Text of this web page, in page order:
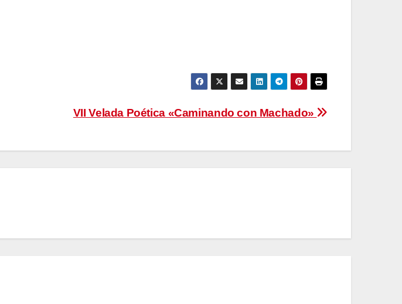
VII Velada Poética «Caminando con Machado»